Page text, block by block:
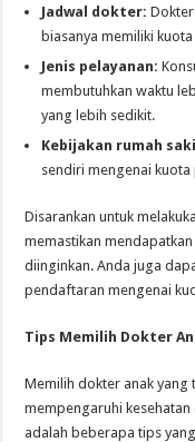
Jadwal dokter:
biasanya memiliki
Jenis pelayanan:
membutuhkan waktu
yang lebih sedikit.
Kebijakan rumah
sendiri mengenai
Disarankan untuk
memastikan
diinginkan. Anda juga
pendaftaran mengenai
Tips Memilih Dokter
Memilih dokter anak yang
mempengaruhi kesehatan
adalah beberapa tips